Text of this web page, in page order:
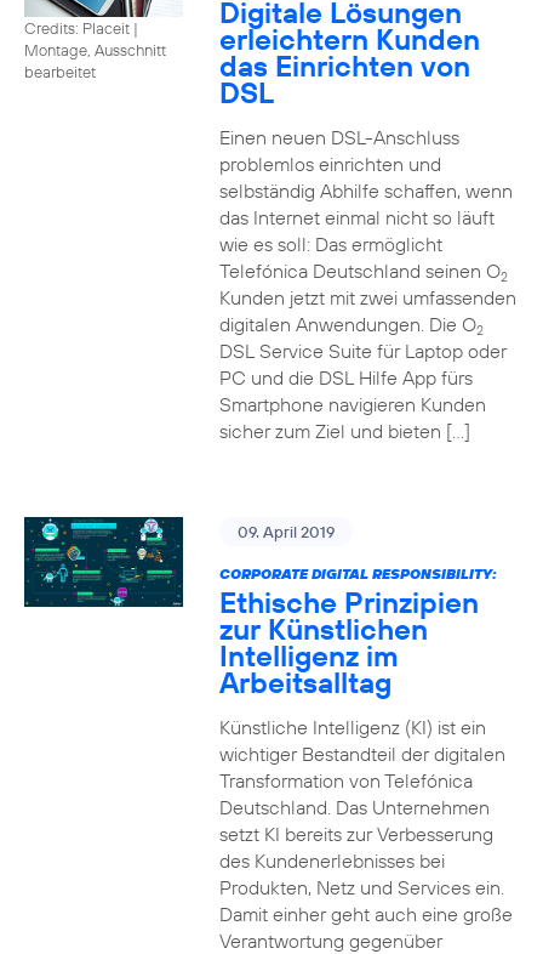
Credits: Placeit |
Montage, Ausschnitt
bearbeitet
Digitale Lösungen
erleichtern Kunden
das Einrichten von
DSL
Einen neuen DSL-Anschluss
problemlos einrichten und
selbständig Abhilfe schaffen, wenn
das Internet einmal nicht so läuft
wie es soll: Das ermöglicht
Telefónica Deutschland seinen O2
Kunden jetzt mit zwei umfassenden
digitalen Anwendungen. Die O2
DSL Service Suite für Laptop oder
PC und die DSL Hilfe App fürs
Smartphone navigieren Kunden
sicher zum Ziel und bieten […]
09. April 2019
CORPORATE DIGITAL RESPONSIBILITY:
Ethische Prinzipien
zur Künstlichen
Intelligenz im
Arbeitsalltag
Künstliche Intelligenz (KI) ist ein
wichtiger Bestandteil der digitalen
Transformation von Telefónica
Deutschland. Das Unternehmen
setzt KI bereits zur Verbesserung
des Kundenerlebnisses bei
Produkten, Netz und Services ein.
Damit einher geht auch eine große
Verantwortung gegenüber